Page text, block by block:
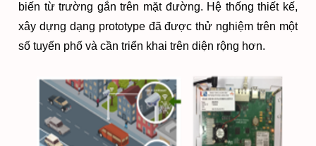
biến từ trường gắn trên mặt đường. Hệ thống thiết kế,
xây dựng dạng prototype đã được thử nghiệm trên một
số tuyến phố và cần triển khai trên diện rộng hơn.